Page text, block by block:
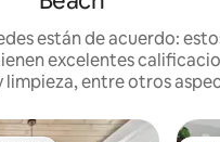
están de acuerdo:
excelentes
limpieza, entre otros